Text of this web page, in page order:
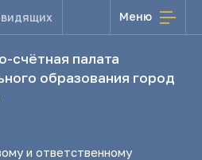
Меню
счётная палата
образования город
и ответственному